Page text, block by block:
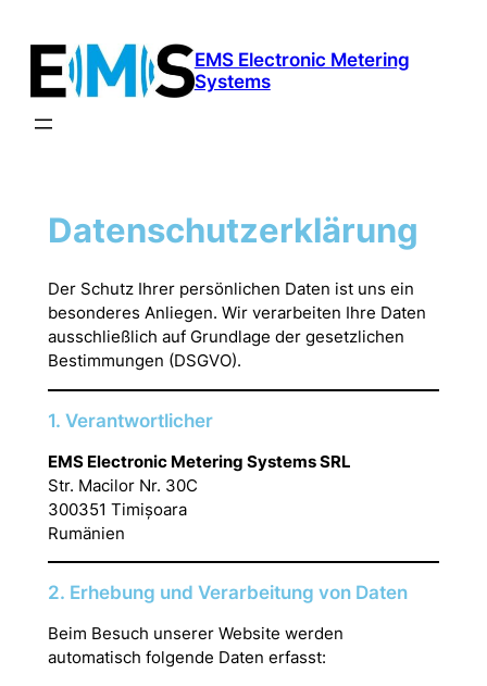
content
EMS Electronic Metering
Systems
Datenschutzerklärung
Der Schutz Ihrer persönlichen Daten ist uns ein
besonderes Anliegen. Wir verarbeiten Ihre Daten
ausschließlich auf Grundlage der gesetzlichen
Bestimmungen (DSGVO).
1. Verantwortlicher
EMS Electronic Metering Systems SRL
Str. Macilor Nr. 30C
300351 Timișoara
Rumänien
2. Erhebung und Verarbeitung von Daten
Beim Besuch unserer Website werden
automatisch folgende Daten erfasst: